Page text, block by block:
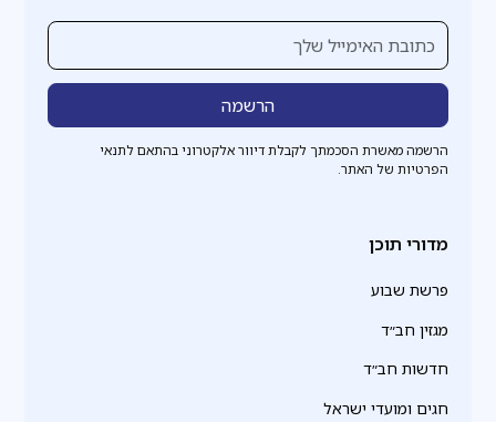
הרשמה מאשרת הסכמתך לקבלת דיוור אלקטרוני בהתאם לתנאי
הפרטיות של האתר.
מדורי תוכן
פרשת שבוע
מגזין חב״ד
חדשות חב״ד
חגים ומועדי ישראל